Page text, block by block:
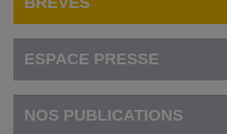
ESPACE PRESSE
NOS PUBLICATIONS